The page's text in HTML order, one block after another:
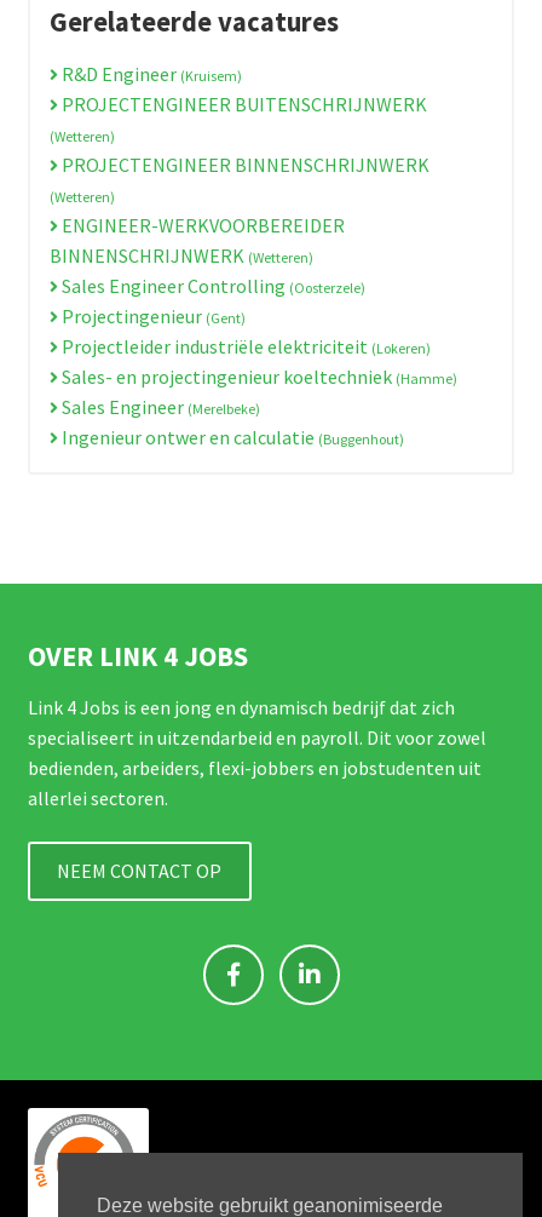
Deze website gebruikt geanonimiseerde
Gerelateerde vacatures
R&D Engineer (Kruisem)
PROJECTENGINEER BUITENSCHRIJNWERK
(Wetteren)
PROJECTENGINEER BINNENSCHRIJNWERK
(Wetteren)
ENGINEER-WERKVOORBEREIDER
BINNENSCHRIJNWERK (Wetteren)
Sales Engineer Controlling (Oosterzele)
Projectingenieur (Gent)
Projectleider industriële elektriciteit (Lokeren)
Sales- en projectingenieur koeltechniek (Hamme)
Sales Engineer (Merelbeke)
Ingenieur ontwer en calculatie (Buggenhout)
OVER LINK 4 JOBS
Link 4 Jobs is een jong en dynamisch bedrijf dat zich
specialiseert in uitzendarbeid en payroll. Dit voor zowel
bedienden, arbeiders, flexi-jobbers en jobstudenten uit
allerlei sectoren.
NEEM CONTACT OP